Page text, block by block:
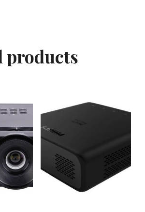
products